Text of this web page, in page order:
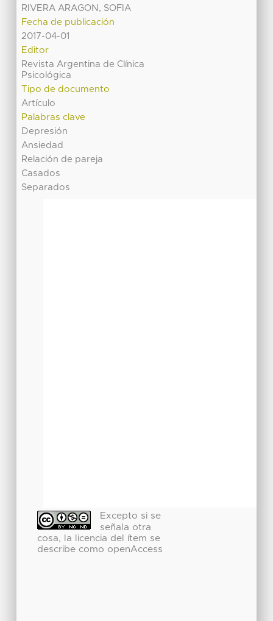
RIVERA ARAGON, SOFIA
Fecha de publicación
2017-04-01
Editor
Revista Argentina de Clínica
Psicológica
Tipo de documento
Artículo
Palabras clave
Depresión
Ansiedad
Relación de pareja
Casados
Separados
Excepto si se
señala otra
cosa, la licencia del ítem se
describe como openAccess